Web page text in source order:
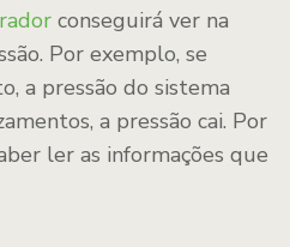
conseguirá ver na
Por exemplo, se
a pressão do sistema
a pressão cai. Por
ler as informações que